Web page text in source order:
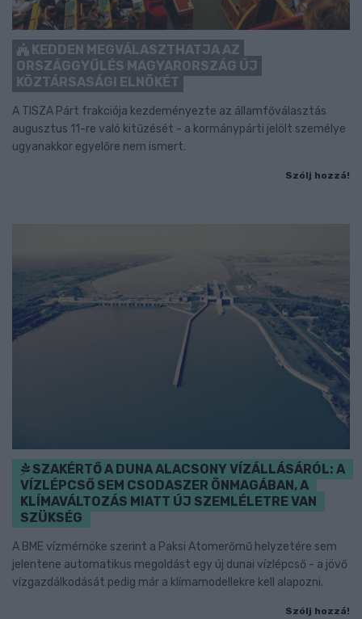
KEDDEN MEGVÁLASZTHATJA AZ
ORSZÁGGYŰLÉS MAGYARORSZÁG ÚJ
KÖZTÁRSASÁGI ELNÖKÉT
A TISZA Párt frakciója kezdeményezte az államfőválasztás
augusztus 11-re való kitűzését - a kormánypárti jelölt személye
ugyanakkor egyelőre nem ismert.
Szólj hozzá!
SZAKÉRTŐ A DUNA ALACSONY VÍZÁLLÁSÁRÓL: A
VÍZLÉPCSŐ SEM CSODASZER ÖNMAGÁBAN, A
KLÍMAVÁLTOZÁS MIATT ÚJ SZEMLÉLETRE VAN
SZÜKSÉG
A BME vízmérnöke szerint a Paksi Atomerőmű helyzetére sem
jelentene automatikus megoldást egy új dunai vízlépcső - a jövő
vízgazdálkodását pedig már a klímamodellekre kell alapozni.
Szólj hozzá!